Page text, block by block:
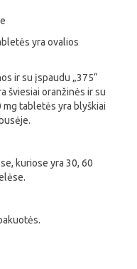
yra ovalios
ir su įspaudu „375“
šviesiai oranžinės ir su
mg tabletės yra blyškiai
kuriose yra 30, 60